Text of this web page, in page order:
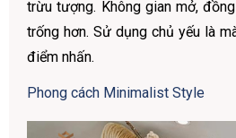
trừu tượng. Không gian mở,
trống hơn. Sử dụng chủ yếu là
điểm nhấn.
Phong cách Minimalist Style